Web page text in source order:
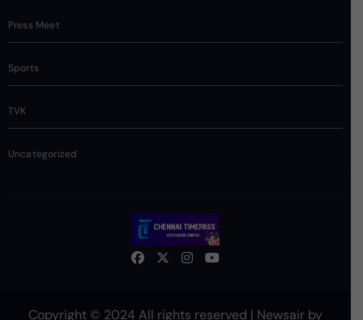
Press Meet
Sports
TVK
Uncategorized
Copyright © 2024 All rights reserved | Newsair by